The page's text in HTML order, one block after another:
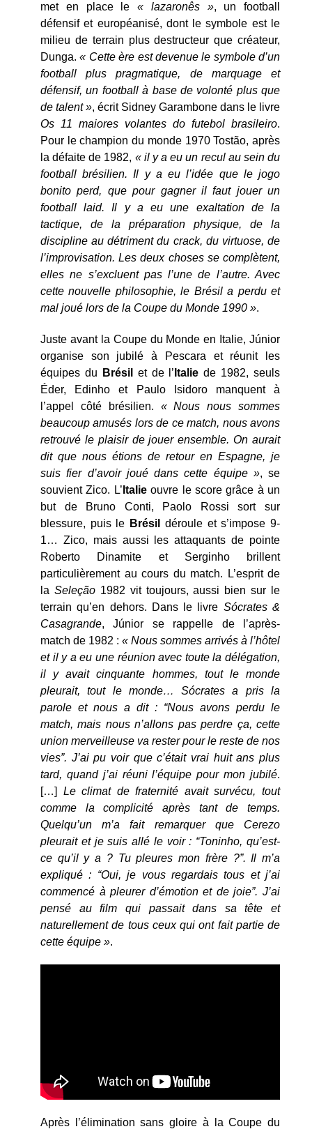
met en place le « lazaronês », un football
défensif et européanisé, dont le symbole est le
milieu de terrain plus destructeur que créateur,
Dunga.« Cette ère est devenue le symbole d’un
football plus pragmatique, de marquage et
défensif, un football à base de volonté plus que
de talent », écrit Sidney Garambone dans le livre
Os 11 maiores volantes do futebol brasileiro.
Pour le champion du monde 1970 Tostão, après
la défaite de 1982, « il y a eu un recul au sein du
football brésilien. Il y a eu l’idée que le jogo
bonito perd, que pour gagner il faut jouer un
football laid. Il y a eu une exaltation de la
tactique, de la préparation physique, de la
discipline au détriment du crack, du virtuose, de
l’improvisation. Les deux choses se complètent,
elles ne s’excluent pas l’une de l’autre. Avec
cette nouvelle philosophie, le Brésil a perdu et
mal joué lors de la Coupe du Monde 1990 ».
Juste avant la Coupe du Monde en Italie, Júnior
organise son jubilé à Pescara et réunit les
équipes du
Brésil et de l’ Italiede 1982, seuls
Éder, Edinho et Paulo Isidoro manquent à
l’appel côté brésilien. « Nous nous sommes
beaucoup amusés lors de ce match, nous avons
retrouvé le plaisir de jouer ensemble. On aurait
dit que nous étions de retour en Espagne, je
suis fier d’avoir joué dans cette équipe », se
souvient Zico. L’ Italieouvre le score grâce à un
but de Bruno Conti, Paolo Rossi sort sur
blessure, puis le Brésil
déroule et s’impose 9-
1… Zico, mais aussi les attaquants de pointe
Roberto Dinamite et Serginho brillent
particulièrement au cours du match. L’esprit de
la Seleção1982 vit toujours, aussi bien sur le
terrain qu’en dehors. Dans le livre Sócrates &
Casagrande, Júnior se rappelle de l’après-
match de 1982 : « Nous sommes arrivés à l’hôtel
et il y a eu une réunion avec toute la délégation,
il y avait cinquante hommes, tout le monde
pleurait, tout le monde… Sócrates a pris la
parole et nous a dit : “Nous avons perdu le
match, mais nous n’allons pas perdre ça, cette
union merveilleuse va rester pour le reste de nos
vies”. J’ai pu voir que c’était vrai huit ans plus
tard, quand j’ai réuni l’équipe pour mon jubilé.
[…] Le climat de fraternité avait survécu, tout
comme la complicité après tant de temps.
Quelqu’un m’a fait remarquer que Cerezo
pleurait et je suis allé le voir : “Toninho, qu’est-
ce qu’il y a ? Tu pleures mon frère ?”. Il m’a
expliqué : “Oui, je vous regardais tous et j’ai
commencé à pleurer d’émotion et de joie”. J’ai
pensé au film qui passait dans sa tête et
naturellement de tous ceux qui ont fait partie de
cette équipe ».
Après l’élimination sans gloire à la Coupe du